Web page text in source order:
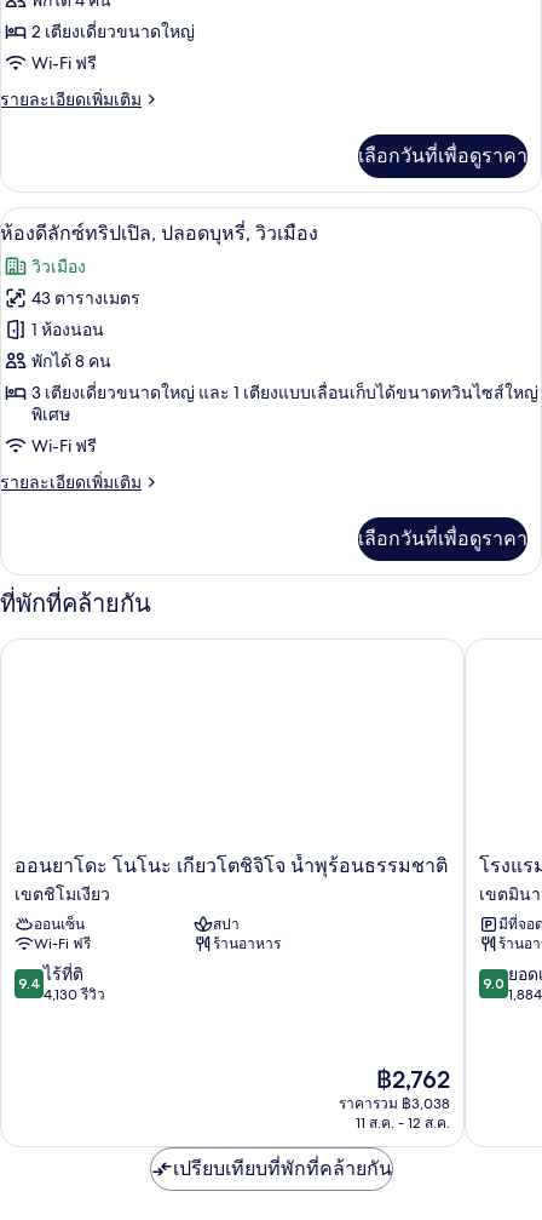
ดี
ลัก
ซ์
ปลอด
บุหรี่
2 เตียงเดี่ยวขนาดใหญ่
Wi-Fi ฟรี
รายละเอียดเพิ่มเติม
ราย
เกี่ยว
กับ
ห้อง
ลัก
ซ์
ทวิ
น,
ปลอด
บุหรี่
เลือกวันที่เพื่อดูราคา
เปิด
ภาพถ่าย
ทั้งหมด
ของ
ห้อง
ดี
ลัก
บุหรี่,
วิว
เมือง
ห้องดีลักซ์ทริปเปิล, ปลอดบุหรี่, วิวเมื
8
ห้องดีลักซ์ทริปเปิล, ปลอดบุหรี่, วิวเมือง
วิวเมือง
43 ตารางเมตร
1 ห้องนอน
พักได้ 8 คน
3 เตียงเดี่ยวขนาดใหญ่ และ 1 เตียงแบบเลื่อนเก็บได้ขนาดทวินไซส์ใหญ่
พิเศษ
Wi-Fi ฟรี
รายละเอียดเพิ่มเติม
ราย
เกี่ยว
กับ
ห้อง
ลัก
เลือกวันที่เพื่อดูราคา
ที่พักที่คล้ายกัน
ออ
ยา
โดะ
โน
โนะ
เกีย
ธรรมชาติ
ออนยาโดะ โนโนะ เกียวโตชิจิโจ น้ำพุร้อนธรรมชาติ
เขตชิโมเงียว
ออนเซ็น
สปา
Wi-Fi ฟรี
ร้านอาหาร
9.4
จาก
9.4 ไร้ที่ติ
4,130 รีวิว
ราคา
ปัจจุบัน
คือ
฿2,762
ราคารวม ฿3,038
11 ส.ค. - 12 ส.ค.
ออนยาโดะ โนโนะ เกียวโตชิจิโจ น้ำพุร้อนธรรมชาติ
โรงแรม
ยา
โกะ
เกีย
วโต
ฮา
โรงแร
เขตมิน
มีที่จอ
ร้านอ
9.0
จาก
9.0 ยอด
โรงแรม
เปรียบเทียบที่พักที่คล้ายกัน